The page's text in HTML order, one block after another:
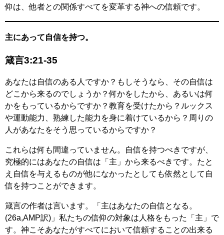
仰は、他者との関係すべてを変革する神への信頼です。
主にあって自信を持つ。
箴言3:21-35
あなたは自信のある人ですか？もしそうなら、その自信は
どこから来るのでしょうか？何かをしたから、あるいは何
かをもっているからですか？教育を受けたから？ルックス
や運動能力、熟練した能力を身に着けているから？周りの
人があなたをそう思っているからですか？
これらは何も間違っていません。自信を持つべきですが、
究極的にはあなたの自信は「主」から来るべきです。たと
え自信を与えるものが他になかったとしても依然として自
信を持つことができます。
箴言の作者は言います。「主はあなたの自信となる。
(26a,AMP訳)」私たちの信仰の対象は人格をもった「主」で
す。神こそあなたがすべてにおいて信頼することの出来る